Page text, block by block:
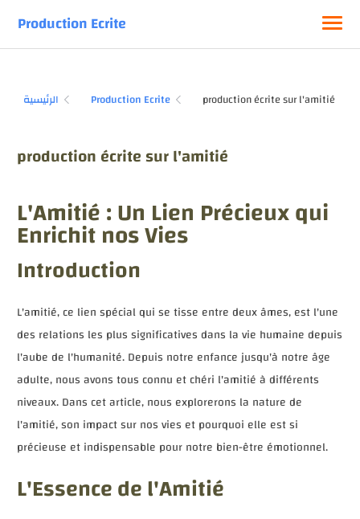
Production Ecrite
الرئيسية Production Ecrite
production écrite sur l'amitié
L'Amitié : Un Lien Précieux qui
Enrichit nos Vies
Introduction
L'amitié, ce lien spécial qui se tisse entre deux âmes, est l'une
des relations les plus significatives dans la vie humaine depuis
l'aube de l'humanité. Depuis notre enfance jusqu'à notre âge
adulte, nous avons tous connu et chéri l'amitié à différents
niveaux. Dans cet article, nous explorerons la nature de
l'amitié, son impact sur nos vies et pourquoi elle est si
précieuse et indispensable pour notre bien-être émotionnel.
L'Essence de l'Amitié